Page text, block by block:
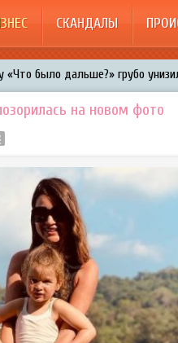
СКАНДАЛЫ
«Что было дальше?» грубо
зарождает в Бузовой новый
на 200%»: Тарзан признался,
Энрике Иглесиас и Анна
на новом фото